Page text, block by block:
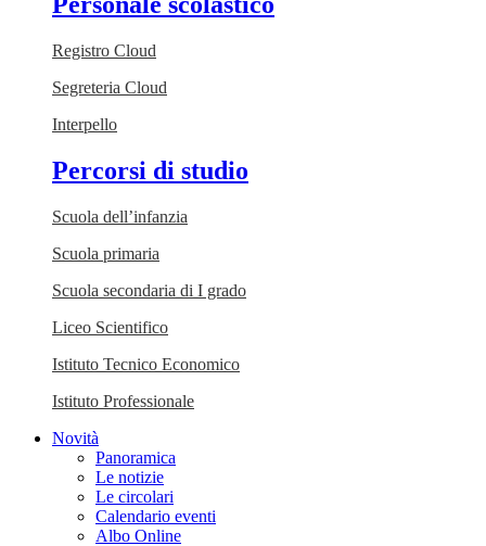
Registro Cloud
Segreteria Cloud
Interpello
Percorsi di studio
Scuola dell’infanzia
Scuola primaria
Scuola secondaria di I grado
Liceo Scientifico
Istituto Tecnico Economico
Istituto Professionale
Novità
Panoramica
Le notizie
Le circolari
Calendario eventi
Albo Online